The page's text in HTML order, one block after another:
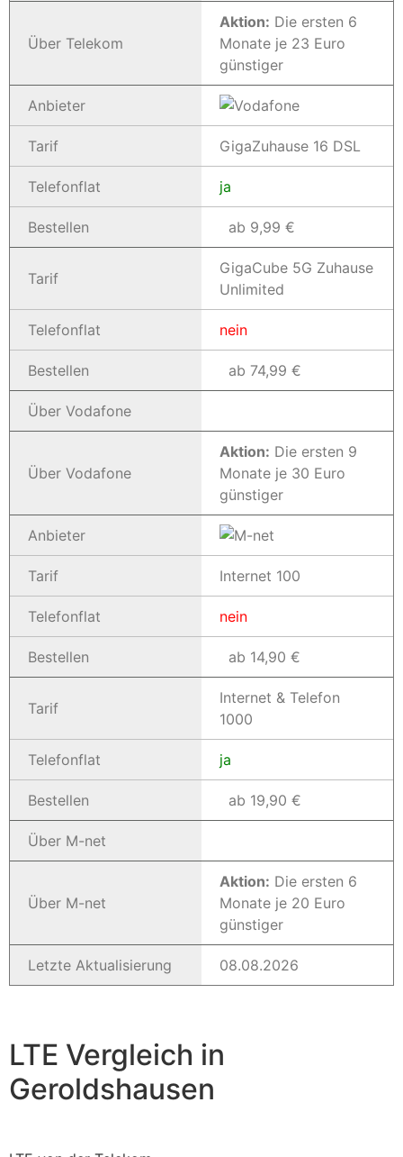
Über Telekom
Aktion: Die ersten 6
Monate je 23 Euro
günstiger
Anbieter
Tarif GigaZuhause 16 DSL
Telefonflat ja
Bestellen ab 9,99 €
Tarif
GigaCube 5G Zuhause
Unlimited
Telefonflat nein
Bestellen ab 74,99 €
Über Vodafone
Über Vodafone
Aktion: Die ersten 9
Monate je 30 Euro
günstiger
Anbieter
Tarif Internet 100
Telefonflat nein
Bestellen ab 14,90 €
Tarif
Internet & Telefon
1000
Telefonflat ja
Bestellen ab 19,90 €
Über M-net
Über M-net
Aktion: Die ersten 6
Monate je 20 Euro
günstiger
Letzte Aktualisierung 08.08.2026
LTE Vergleich in
Geroldshausen